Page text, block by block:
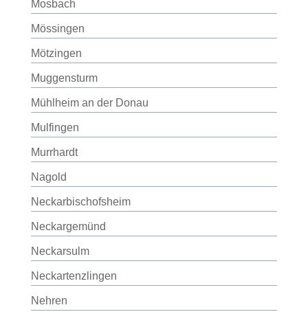
Mosbach
Mössingen
Mötzingen
Muggensturm
Mühlheim an der Donau
Mulfingen
Murrhardt
Nagold
Neckarbischofsheim
Neckargemünd
Neckarsulm
Neckartenzlingen
Nehren